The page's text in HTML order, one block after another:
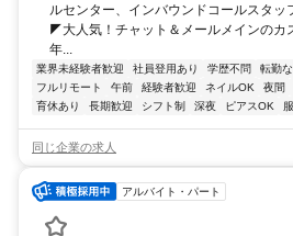
ルセンター、インバウンドコールスタッ
◤大人気！チャット＆メールメインの
年...
業界未経験者歓迎 社員登用あり 学歴不問 転勤
フルリモート
午前 経験者歓迎 ネイルOK 夜間
育休あり
長期歓迎 シフト制 深夜 ピアスOK
同じ企業の求人
アルバイト・パート